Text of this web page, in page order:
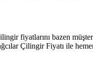
fiyatlarını bazen
Çilingir Fiyatı ile